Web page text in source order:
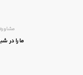
ما را در